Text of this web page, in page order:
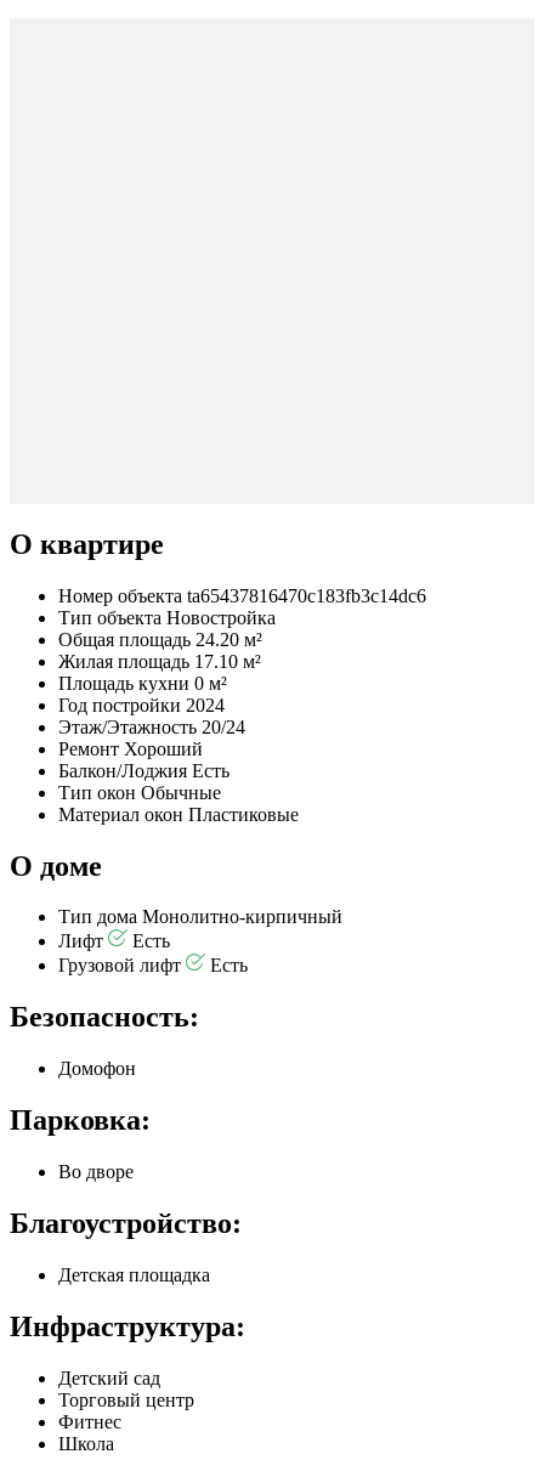
О квартире
Номер объекта ta65437816470c183fb3c14dc6
Тип объекта Новостройка
Общая площадь 24.20 м²
Жилая площадь 17.10 м²
Площадь кухни 0 м²
Год постройки 2024
Этаж/Этажность 20/24
Ремонт Хороший
Балкон/Лоджия Есть
Тип окон Обычные
Материал окон Пластиковые
О доме
Тип дома Монолитно-кирпичный
Лифт
Есть
Грузовой лифт
Есть
Безопасность:
Домофон
Парковка:
Во дворе
Благоустройство:
Детская площадка
Инфраструктура:
Детский сад
Торговый центр
Фитнес
Школа